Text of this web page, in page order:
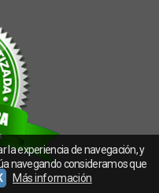
la experiencia de navegación, y
navegando consideramos que
Más información